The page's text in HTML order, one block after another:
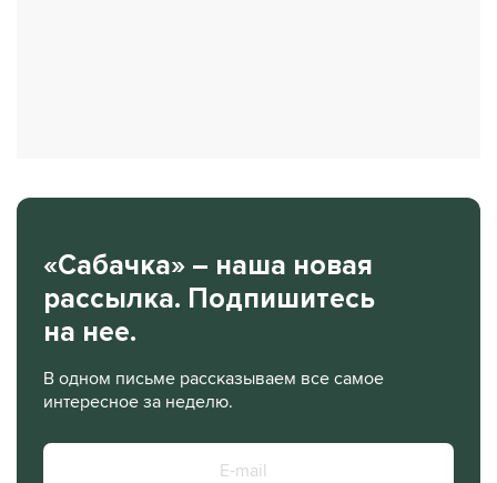
«Сабачка» – наша новая
рассылка. Подпишитесь
на нее.
В одном письме рассказываем все самое
интересное за неделю.